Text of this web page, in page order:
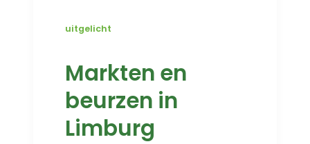
uitgelicht
Markten en
beurzen in
Limburg